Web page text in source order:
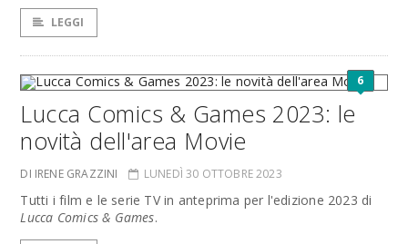
LEGGI
6
Lucca Comics & Games 2023: le
novità dell'area Movie
DI IRENE GRAZZINI LUNEDÌ 30 OTTOBRE 2023
Tutti i film e le serie TV in anteprima per l'edizione 2023 di
Lucca Comics & Games.